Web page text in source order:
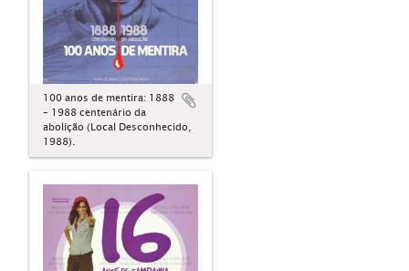
100 anos de mentira: 1888
– 1988 centenário da
abolição (Local Desconhecido,
1988).